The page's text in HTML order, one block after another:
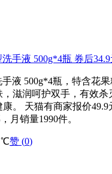
液 500g*4瓶，特含花
滋润呵护双手，有效杀
。 天猫有商家报价49.9
月销量1990件。
℃赞 (0)